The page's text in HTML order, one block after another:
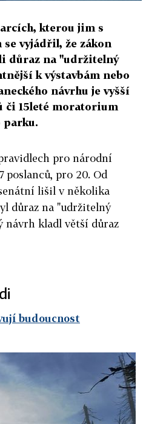
kterou jim s
vyjádřil, že zákon
důraz na "udržitelný
k výstavbám nebo
návrhu je vyšší
15leté moratorium
parku.
pro národní
poslanců, pro 20. Od
lišil v několika
důraz na "udržitelný
návrh kladl větší důraz
budoucnost